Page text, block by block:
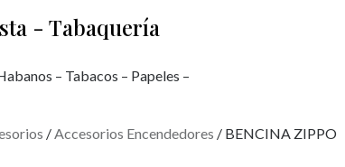
- Tabaquería
– Tabacos – Papeles –
/Accesorios Encendedores / BENCINA ZIPPO